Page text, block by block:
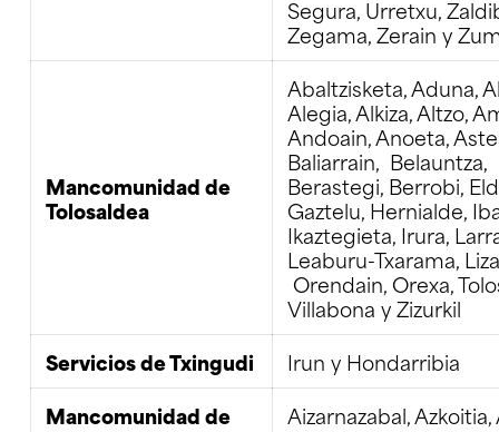
Segura, Urretxu,
Zegama, Zerain y
Mancomunidad de
Tolosaldea
Abaltzisketa, Aduna,
Alegia, Alkiza, Altzo,
Andoain, Anoeta,
Baliarrain, Belauntza,
Berastegi, Berrobi,
Gaztelu, Hernialde,
Ikaztegieta, Irura,
Leaburu-Txarama,
Orendain, Orexa,
Villabona y Zizurkil
Servicios de Txingudi Irun y Hondarribia
Mancomunidad de
Aizarnazabal, Azkoitia,